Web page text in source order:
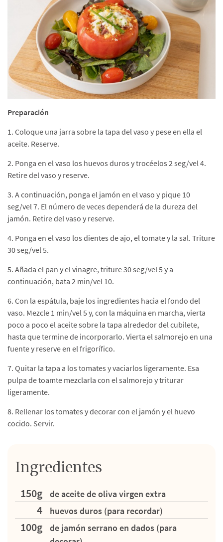
Preparación
1. Coloque una jarra sobre la tapa del vaso y pese en ella el
aceite. Reserve.
2. Ponga en el vaso los huevos duros y trocéelos 2 seg/vel 4.
Retire del vaso y reserve.
3. A continuación, ponga el jamón en el vaso y pique 10
seg/vel 7. El número de veces dependerá de la dureza del
jamón. Retire del vaso y reserve.
4. Ponga en el vaso los dientes de ajo, el tomate y la sal. Triture
30 seg/vel 5.
5. Añada el pan y el vinagre, triture 30 seg/vel 5 y a
continuación, bata 2 min/vel 10.
6. Con la espátula, baje los ingredientes hacia el fondo del
vaso. Mezcle 1 min/vel 5 y, con la máquina en marcha, vierta
poco a poco el aceite sobre la tapa alrededor del cubilete,
hasta que termine de incorporarlo. Vierta el salmorejo en una
fuente y reserve en el frigorífico.
7. Quitar la tapa a los tomates y vaciarlos ligeramente. Esa
pulpa de toamte mezclarla con el salmorejo y triturar
ligeramente.
8. Rellenar los tomates y decorar con el jamón y el huevo
cocido. Servir.
Ingredientes
150g
de aceite de oliva virgen extra
4 huevos duros (para recordar)
100g
de jamón serrano en dados (para